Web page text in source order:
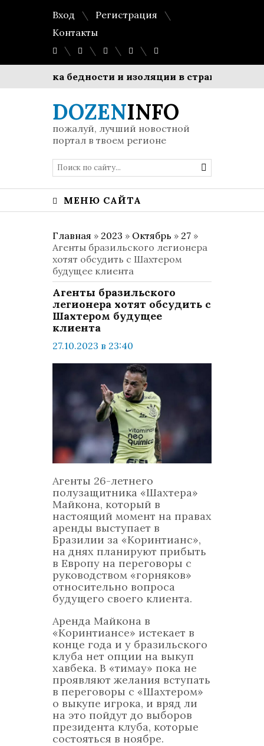
Вход
Регистрация
Контакты
риска бедности и изоляции в странах ЕС
DOZENINFO
пожалуй, лучший новостной
портал в твоем регионе
МЕНЮ САЙТА
Главная » 2023 » Октябрь » 27 »
Агенты бразильского легионера
хотят обсудить с Шахтером
будущее клиента
Агенты бразильского
легионера хотят обсудить с
Шахтером будущее
клиента
27.10.2023 в 23:40
комментариев: 0
Агенты 26-летнего
полузащитника «Шахтера»
Майкона, который в
настоящий момент на правах
аренды выступает в
Бразилии за «Коринтианс»,
на днях планируют прибыть
в Европу на переговоры с
руководством «горняков»
относительно вопроса
будущего своего клиента.
Аренда Майкона в
«Коринтиансе» истекает в
конце года и у бразильского
клуба нет опции на выкуп
хавбека. В «тимау» пока не
проявляют желания вступать
в переговоры с «Шахтером»
о выкупе игрока, и вряд ли
на это пойдут до выборов
президента клуба, которые
состояться в ноябре.